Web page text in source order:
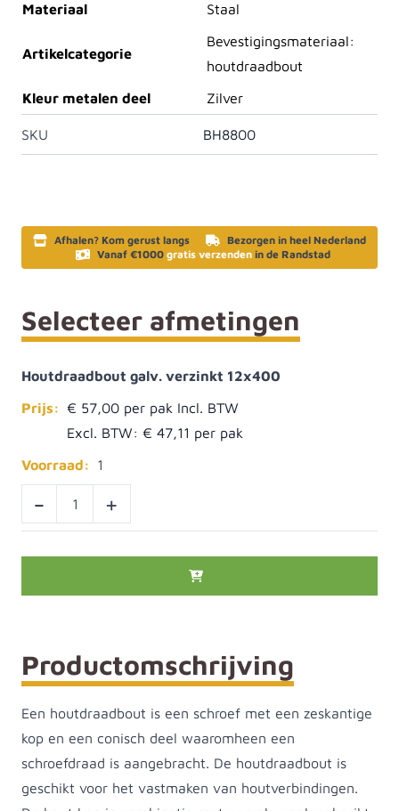
Materiaal
Staal
Artikelcategorie
Bevestigingsmateriaal:
houtdraadbout
Kleur metalen deel
Zilver
SKU BH8800
Afhalen? Kom gerust langs
Bezorgen in heel Nederland
Vanaf €1000 gratis verzenden in de Randstad
Selecteer afmetingen
Houtdraadbout galv. verzinkt 12x400
Prijs: € 57,00
Excl. BTW: € 47,11
Voorraad:
1
- +
Productomschrijving
Een houtdraadbout is een schroef met een zeskantige
kop en een conisch deel waaromheen een
schroefdraad is aangebracht. De houtdraadbout is
geschikt voor het vastmaken van houtverbindingen.